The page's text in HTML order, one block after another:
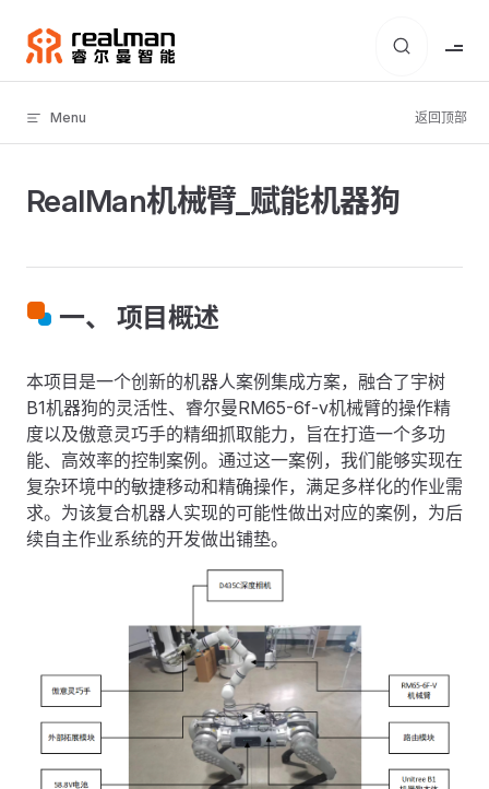
Skip to content
Menu 返回顶部
RealMan机械臂_赋能机器狗
一、 项目概述
本项目是一个创新的机器人案例集成方案，融合了宇树
B1机器狗的灵活性、睿尔曼RM65-6f-v机械臂的操作精
度以及傲意灵巧手的精细抓取能力，旨在打造一个多功
能、高效率的控制案例。通过这一案例，我们能够实现在
复杂环境中的敏捷移动和精确操作，满足多样化的作业需
求。为该复合机器人实现的可能性做出对应的案例，为后
续自主作业系统的开发做出铺垫。